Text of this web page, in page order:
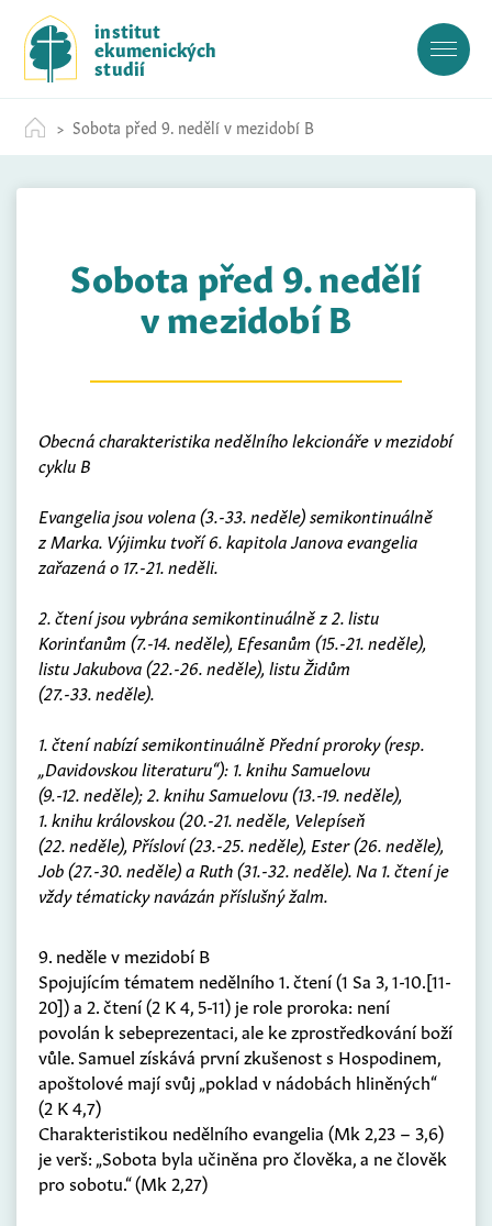
c
institut
ekumenických
studií
Sobota před 9. nedělí v mezidobí B
Sobota před 9. nedělí
v mezidobí B
Obecná charakteristika nedělního lekcionáře v mezidobí
cyklu B
Evangelia jsou volena (3.-33. neděle) semikontinuálně
z Marka. Výjimku tvoří 6. kapitola Janova evangelia
zařazená o 17.-21. neděli.
2. čtení jsou vybrána semikontinuálně z 2. listu
Korinťanům (7.-14. neděle), Efesanům (15.-21. neděle),
listu Jakubova (22.-26. neděle), listu Židům
(27.-33. neděle).
1. čtení nabízí semikontinuálně Přední proroky (resp.
„Davidovskou literaturu“): 1. knihu Samuelovu
(9.-12. neděle); 2. knihu Samuelovu (13.-19. neděle),
1. knihu královskou (20.-21. neděle, Velepíseň
(22. neděle), Přísloví (23.-25. neděle), Ester (26. neděle),
Job (27.-30. neděle) a Ruth (31.-32. neděle). Na 1. čtení je
vždy tématicky navázán příslušný žalm.
9. neděle v mezidobí B
Spojujícím tématem nedělního 1. čtení (1 Sa 3, 1-10.[11-
20]) a 2. čtení (2 K 4, 5-11) je role proroka: není
povolán k sebeprezentaci, ale ke zprostředkování boží
vůle. Samuel získává první zkušenost s Hospodinem,
apoštolové mají svůj „poklad v nádobách hliněných“
(2 K 4,7)
Charakteristikou nedělního evangelia (Mk 2,23 – 3,6)
je verš: „Sobota byla učiněna pro člověka, a ne člověk
pro sobotu.“ (Mk 2,27)